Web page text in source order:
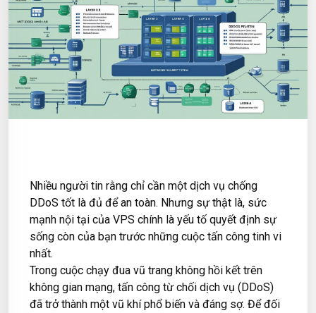
Nhiều người tin rằng chỉ cần một dịch vụ chống
DDoS tốt là đủ để an toàn. Nhưng sự thật là, sức
mạnh nội tại của VPS chính là yếu tố quyết định sự
sống còn của bạn trước những cuộc tấn công tinh vi
nhất.
Trong cuộc chạy đua vũ trang không hồi kết trên
không gian mạng, tấn công từ chối dịch vụ (DDoS)
đã trở thành một vũ khí phổ biến và đáng sợ. Để đối